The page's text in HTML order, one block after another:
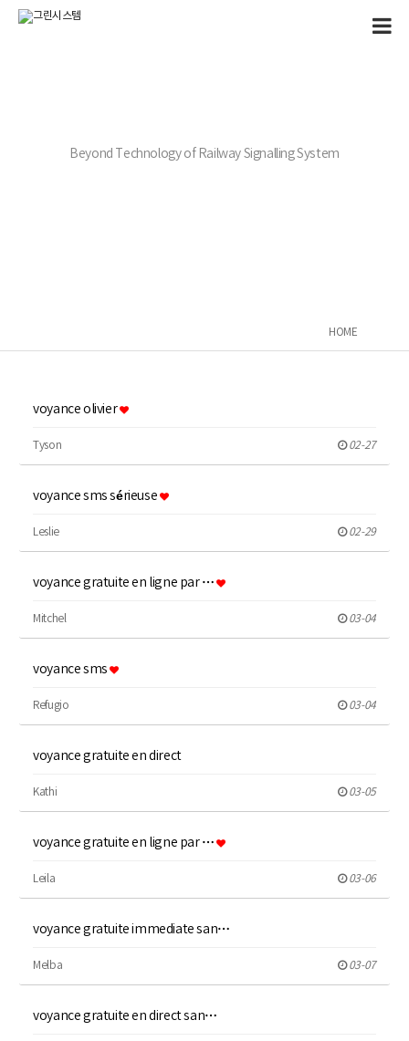
Beyond Technology of Railway Signalling System
HOME
voyance olivier
Tyson 02-27
voyance sms sérieuse
Leslie 02-29
voyance gratuite en ligne par …
Mitchel 03-04
voyance sms
Refugio 03-04
voyance gratuite en direct
Kathi 03-05
voyance gratuite en ligne par …
Leila 03-06
voyance gratuite immediate san…
Melba 03-07
voyance gratuite en direct san…